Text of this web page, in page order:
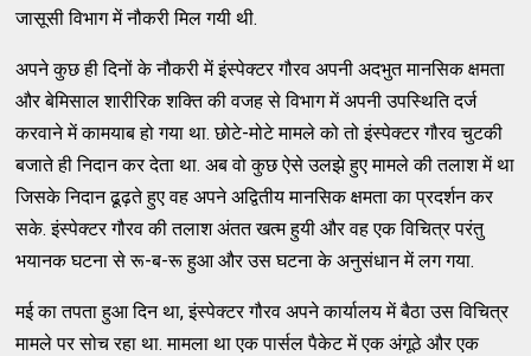
जासूसी विभाग में नौकरी मिल गयी थी.
अपने कुछ ही दिनों के नौकरी में इंस्‍पेक्‍टर गौरव अपनी अदभुत मानसिक क्षमता
और बेमिसाल शारीरिक शक्‍ति की वजह से विभाग में अपनी उपस्‍थिति दर्ज
करवाने में कामयाब हो गया था. छोटे-मोटे मामले को तो इंस्‍पेक्‍टर गौरव चुटकी
बजाते ही निदान कर देता था. अब वो कुछ ऐसे उलझे हुए मामले की तलाश में था
जिसके निदान ढूढ़ते हुए वह अपने अद्वितीय मानसिक क्षमता का प्रदर्शन कर
सके. इंस्‍पेक्‍टर गौरव की तलाश अंतत खत्‍म हुयी और वह एक विचित्र परंतु
भयानक घटना से रू-ब-रू हुआ और उस घटना के अनुसंधान में लग गया.
मई का तपता हुआ दिन था, इंस्‍पेक्‍टर गौरव अपने कार्यालय में बैठा उस विचित्र
मामले पर सोच रहा था. मामला था एक पार्सल पैकेट में एक अंगूठे और एक